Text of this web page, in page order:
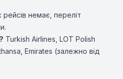
немає, переліт
Turkish Airlines LOT Polish
Emirates (залежно від